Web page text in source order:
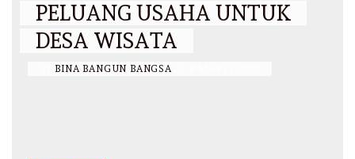
PELUANG USAHA UNTUK
DESA WISATA
BINA BANGUN BANGSA